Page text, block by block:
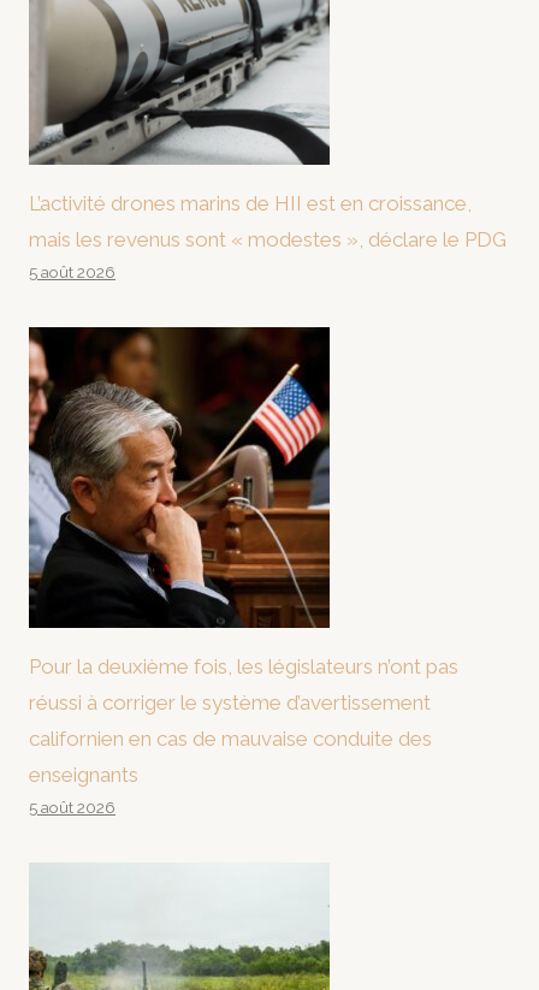
L’activité drones marins de HII est en croissance,
mais les revenus sont « modestes », déclare le PDG
5 août 2026
Pour la deuxième fois, les législateurs n’ont pas
réussi à corriger le système d’avertissement
californien en cas de mauvaise conduite des
enseignants
5 août 2026